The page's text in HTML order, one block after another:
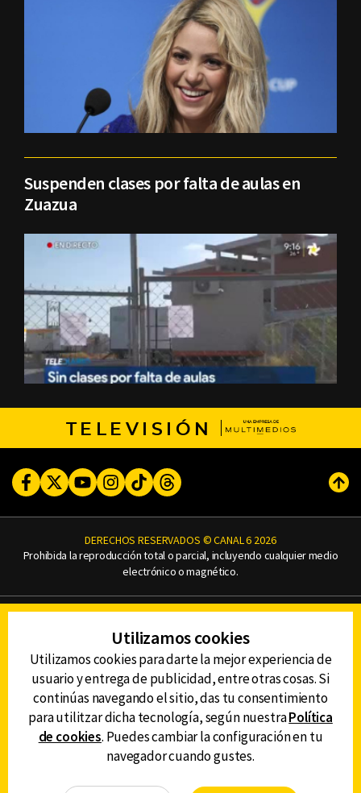
Suspenden clases por falta de aulas en
Zuazua
TELEVISIÓN
FacebookTwitterYoutubeInstagram
TikTokThreads
DERECHOS RESERVADOS © CANAL 6 2026
Prohibida la reproducción total o parcial, incluyendo cualquier medio
electrónico o magnético.
AVISO DE PRIVACIDAD
AVISO LEGAL
DEFENSORÍA DE LAS AUDIENCIAS
DESCARGA LA APP DE CANAL 6
Utilizamos cookies
Utilizamos cookies para darte la mejor experiencia de
usuario y entrega de publicidad, entre otras cosas. Si
continúas navegando el sitio, das tu consentimiento
para utilitzar dicha tecnología, según nuestraPolítica
de cookies. Puedes cambiar la configuración en tu
navegador cuando gustes.